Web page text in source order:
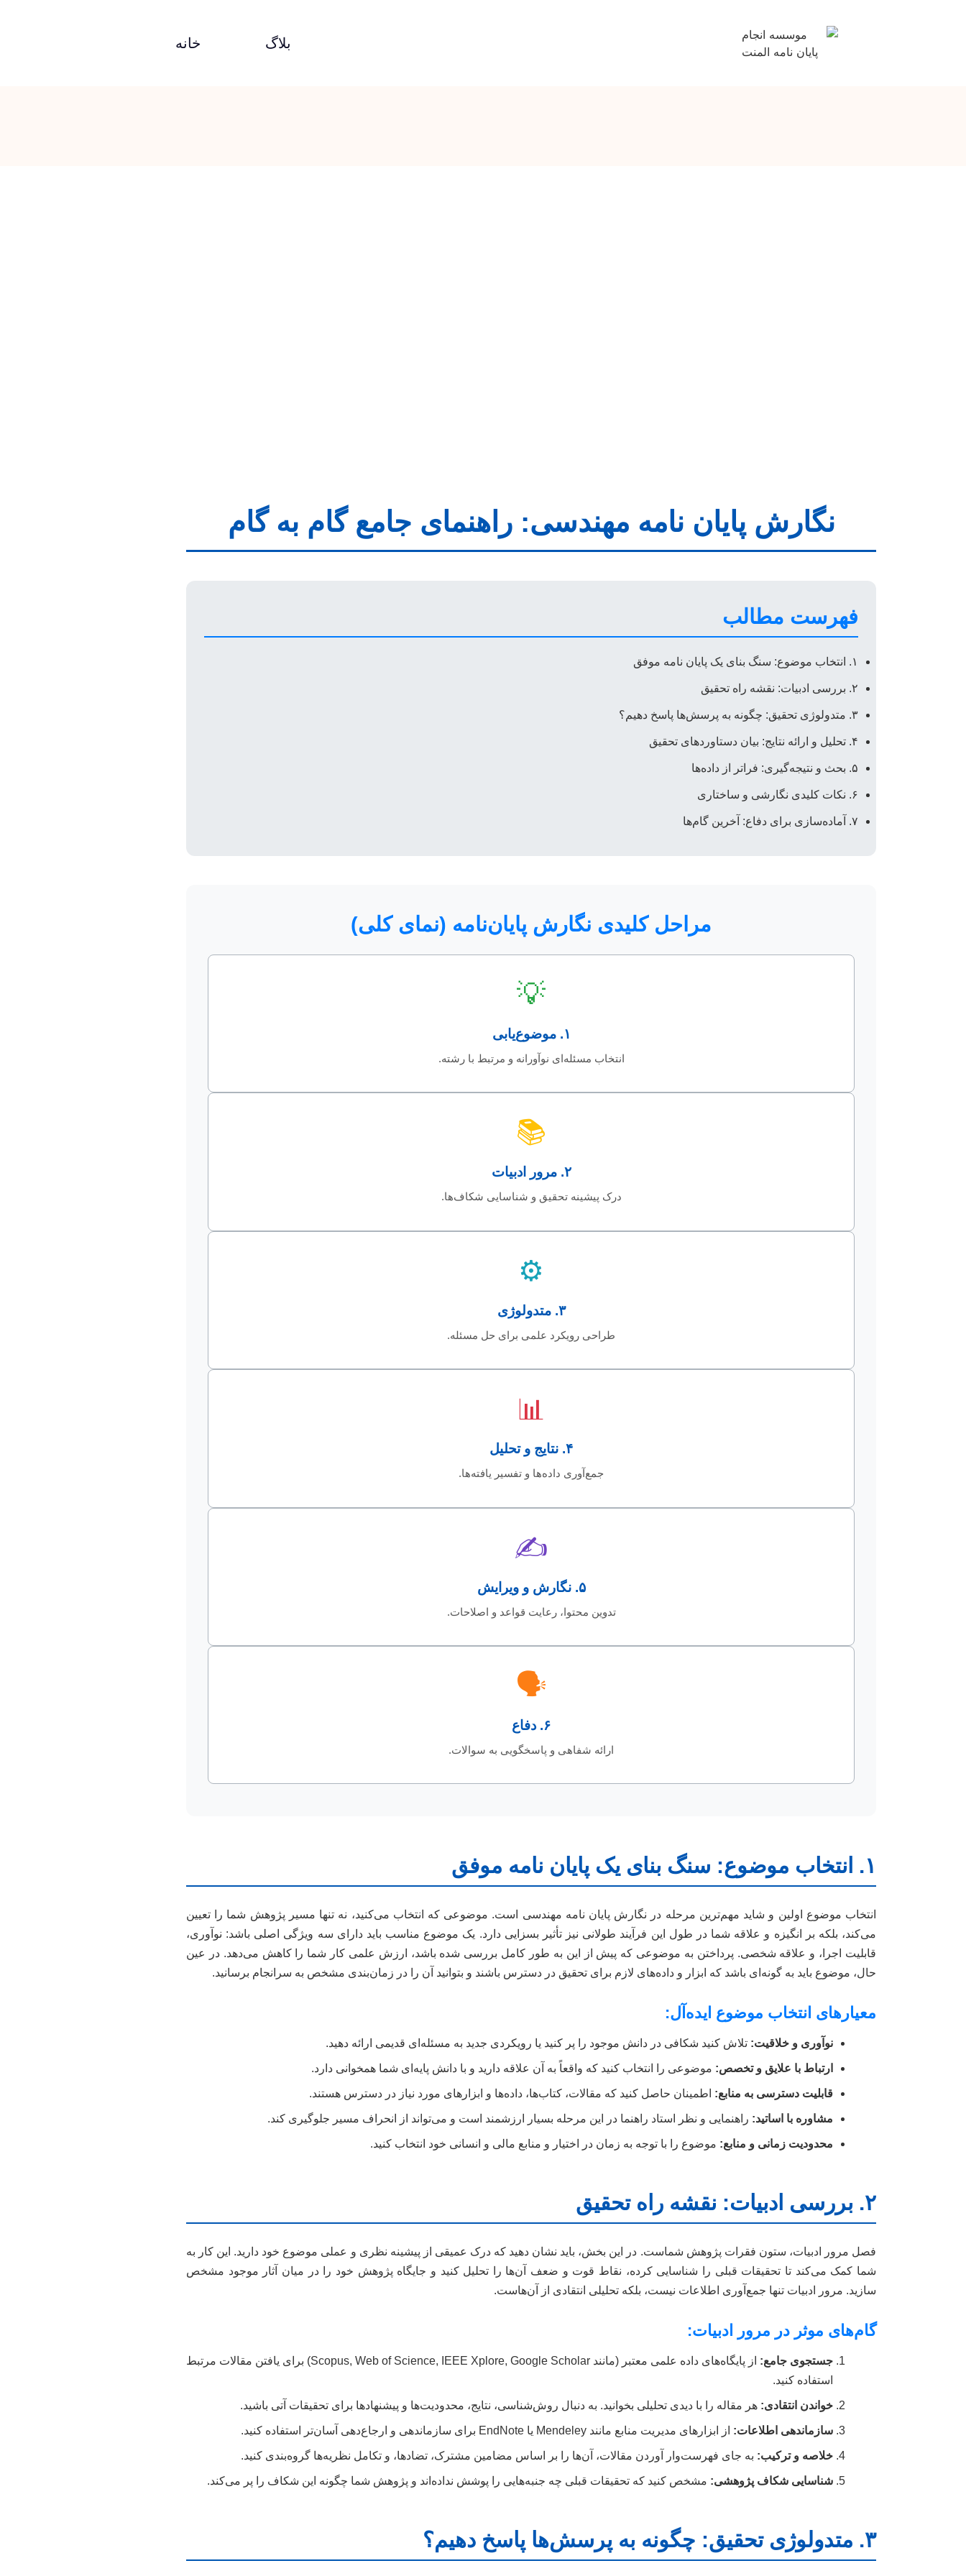
خانه بلاگ
نگارش پایان نامه مهندسی: راهنمای جامع گام به گام
فهرست مطالب
۱. انتخاب موضوع: سنگ بنای یک پایان نامه موفق
۲. بررسی ادبیات: نقشه راه تحقیق
۳. متدولوژی تحقیق: چگونه به پرسش‌ها پاسخ دهیم؟
۴. تحلیل و ارائه نتایج: بیان دستاوردهای تحقیق
۵. بحث و نتیجه‌گیری: فراتر از داده‌ها
۶. نکات کلیدی نگارشی و ساختاری
۷. آماده‌سازی برای دفاع: آخرین گام‌ها
مراحل کلیدی نگارش پایان‌نامه (نمای کلی)
💡
۱. موضوع‌یابی
انتخاب مسئله‌ای نوآورانه و مرتبط با رشته.
📚
۲. مرور ادبیات
درک پیشینه تحقیق و شناسایی شکاف‌ها.
⚙️
۳. متدولوژی
طراحی رویکرد علمی برای حل مسئله.
📊
۴. نتایج و تحلیل
جمع‌آوری داده‌ها و تفسیر یافته‌ها.
✍️
۵. نگارش و ویرایش
تدوین محتوا، رعایت قواعد و اصلاحات.
🗣️
۶. دفاع
ارائه شفاهی و پاسخگویی به سوالات.
۱. انتخاب موضوع: سنگ بنای یک پایان نامه موفق
انتخاب موضوع اولین و شاید مهم‌ترین مرحله در نگارش پایان نامه مهندسی است. موضوعی که انتخاب می‌کنید، نه تنها مسیر پژوهش شما را تعیین
می‌کند، بلکه بر انگیزه و علاقه شما در طول این فرآیند طولانی نیز تأثیر بسزایی دارد. یک موضوع مناسب باید دارای سه ویژگی اصلی باشد: نوآوری،
قابلیت اجرا، و علاقه شخصی. پرداختن به موضوعی که پیش از این به طور کامل بررسی شده باشد، ارزش علمی کار شما را کاهش می‌دهد. در عین
حال، موضوع باید به گونه‌ای باشد که ابزار و داده‌های لازم برای تحقیق در دسترس باشند و بتوانید آن را در زمان‌بندی مشخص به سرانجام برسانید.
معیارهای انتخاب موضوع ایده‌آل:
نوآوری و خلاقیت: تلاش کنید شکافی در دانش موجود را پر کنید یا رویکردی جدید به مسئله‌ای قدیمی ارائه دهید.
ارتباط با علایق و تخصص: موضوعی را انتخاب کنید که واقعاً به آن علاقه دارید و با دانش پایه‌ای شما همخوانی دارد.
قابلیت دسترسی به منابع: اطمینان حاصل کنید که مقالات، کتاب‌ها، داده‌ها و ابزارهای مورد نیاز در دسترس هستند.
مشاوره با اساتید: راهنمایی و نظر استاد راهنما در این مرحله بسیار ارزشمند است و می‌تواند از انحراف مسیر جلوگیری کند.
محدودیت زمانی و منابع: موضوع را با توجه به زمان در اختیار و منابع مالی و انسانی خود انتخاب کنید.
۲. بررسی ادبیات: نقشه راه تحقیق
فصل مرور ادبیات، ستون فقرات پژوهش شماست. در این بخش، باید نشان دهید که درک عمیقی از پیشینه نظری و عملی موضوع خود دارید. این کار به
شما کمک می‌کند تا تحقیقات قبلی را شناسایی کرده، نقاط قوت و ضعف آن‌ها را تحلیل کنید و جایگاه پژوهش خود را در میان آثار موجود مشخص
سازید. مرور ادبیات تنها جمع‌آوری اطلاعات نیست، بلکه تحلیلی انتقادی از آن‌هاست.
گام‌های موثر در مرور ادبیات:
جستجوی جامع:
از پایگاه‌های داده علمی معتبر (مانند Scopus, Web of Science, IEEE Xplore, Google Scholar) برای یافتن مقالات مرتبط
استفاده کنید.
خواندن انتقادی: هر مقاله را با دیدی تحلیلی بخوانید. به دنبال روش‌شناسی، نتایج، محدودیت‌ها و پیشنهادها برای تحقیقات آتی باشید.
سازماندهی اطلاعات: از ابزارهای مدیریت منابع مانند Mendeley یا EndNote برای سازماندهی و ارجاع‌دهی آسان‌تر استفاده کنید.
خلاصه و ترکیب: به جای فهرست‌وار آوردن مقالات، آن‌ها را بر اساس مضامین مشترک، تضادها، و تکامل نظریه‌ها گروه‌بندی کنید.
شناسایی شکاف پژوهشی: مشخص کنید که تحقیقات قبلی چه جنبه‌هایی را پوشش نداده‌اند و پژوهش شما چگونه این شکاف را پر می‌کند.
۳. متدولوژی تحقیق: چگونه به پرسش‌ها پاسخ دهیم؟